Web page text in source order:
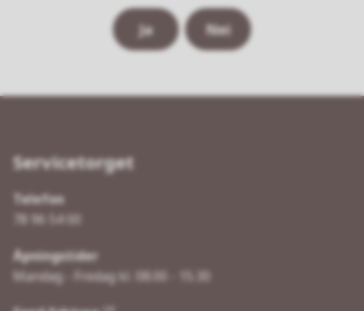
Ja Nei
Servicetorget
Telefon
78 96 54 00
Åpningstider
Mandag - Fredag kl. 08.00 - 15.30